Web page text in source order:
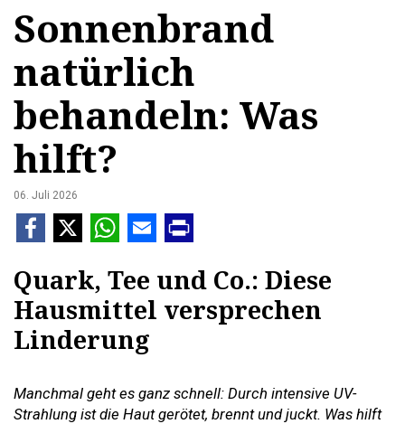
Sonnenbrand
natürlich
behandeln: Was
hilft?
06. Juli 2026
Quark, Tee und Co.: Diese
Hausmittel versprechen
Linderung
Manchmal geht es ganz schnell: Durch intensive UV-
Strahlung ist die Haut gerötet, brennt und juckt. Was hilft